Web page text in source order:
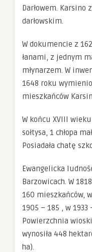
Darłowem. Karsino
darłowskim.
W dokumencie z
łanami, z jednym
młynarzem. W
1648 roku
mieszkańców
W końcu XVIII
sołtysa, 1 chłopa
Posiadała chatę
Ewangelicka
Barzowicach. W
160 mieszkańców,
1905 – 185 , w 1933
Powierzchnia
wynosiła 448
ha).
Doświadczenie
Aby nasza
działała jak
najlepiej
podczas twojego
przejścia na nią.
Jeśli odrzucisz te
pliki cookie,
niektóre funkcje
Marketing
zainteresowania i
zachowania
odwiedzania naszej
strony, zwiększasz
zobaczenie
spersonalizowanych
treści i ofert.